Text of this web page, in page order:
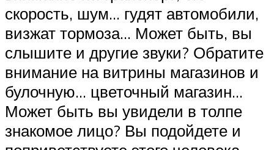
скорость, шум… гудят автомобили,
визжат тормоза… Может быть, вы
слышите и другие звуки? Обратите
внимание на витрины магазинов и
булочную… цветочный магазин…
Может быть вы увидели в толпе
знакомое лицо? Вы подойдете и